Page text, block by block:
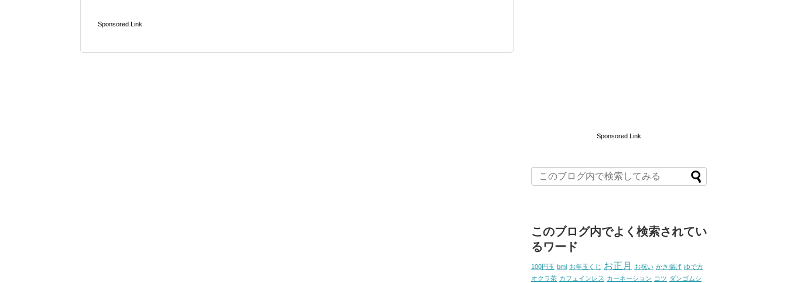
Sponsored Link
Sponsored Link
このブログ内でよく検索されてい
るワード
100円玉 bmi お年玉くじ お正月 お祝い かき揚げ ゆで方
オクラ茶 カフェインレス カーネーション コツ ダンゴムシ